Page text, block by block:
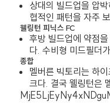
상대의 빌드업을 압
협적인 패턴을 자주
웰링턴 피닉스 FC
후방 빌드업에 약점
다. 수비형 미드필더
종합
멜버른 빅토리는 하
크다. 결국 웰링턴은